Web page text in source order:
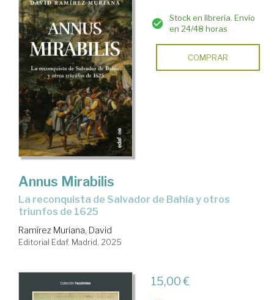
Stock en librería. Envío
en 24/48 horas
COMPRAR
Annus Mirabilis
La reconquista de Salvador de Bahía y otros
triunfos de 1625
Ramírez Muriana, David
Editorial Edaf. Madrid, 2025
15,00 €